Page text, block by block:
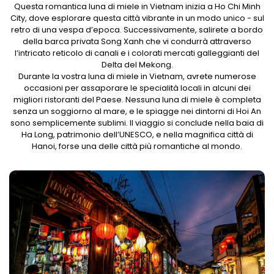
Questa romantica luna di miele in Vietnam inizia a Ho Chi Minh
City, dove esplorare questa città vibrante in un modo unico - sul
retro di una vespa d’epoca. Successivamente, salirete a bordo
della barca privata Song Xanh che vi condurrà attraverso
l’intricato reticolo di canali e i colorati mercati galleggianti del
Delta del Mekong.
Durante la vostra luna di miele in Vietnam, avrete numerose
occasioni per assaporare le specialità locali in alcuni dei
migliori ristoranti del Paese. Nessuna luna di miele è completa
senza un soggiorno al mare, e le spiagge nei dintorni di Hoi An
sono semplicemente sublimi. Il viaggio si conclude nella baia di
Ha Long, patrimonio dell’UNESCO, e nella magnifica città di
Hanoi, forse una delle città più romantiche al mondo.